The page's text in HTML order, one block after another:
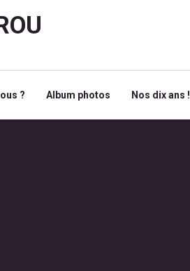
? Album photos Nos dix ans !